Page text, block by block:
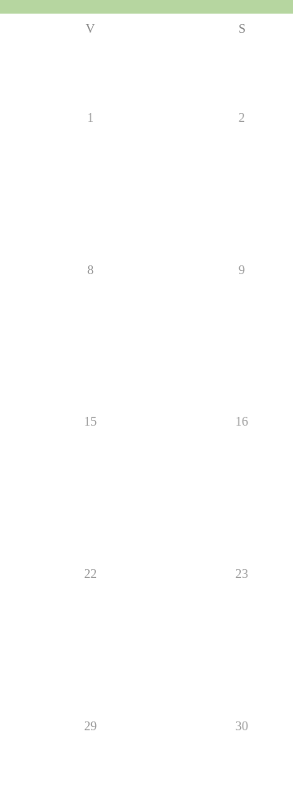
V S
1 2
8 9
15 16
22 23
29 30